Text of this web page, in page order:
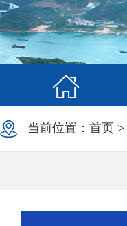
当前位置： 首页 >